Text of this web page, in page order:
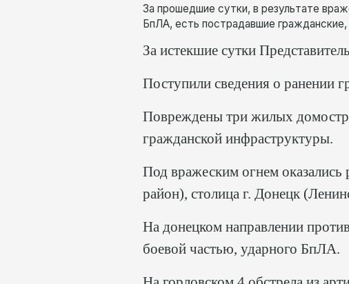
За прошедшие сутки, в результате
БпЛА, есть пострадавшие
За истекшие сутки
Поступили сведения о ранении
Повреждены три жилых
гражданской инфраструктуры.
Под вражеским огнем
район), столица г. Донецк
На донецком направлении
боевой частью, ударного БпЛА.